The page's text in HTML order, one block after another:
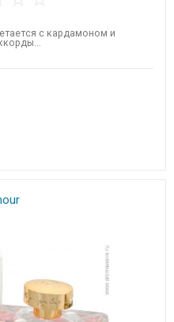
с кардамоном и